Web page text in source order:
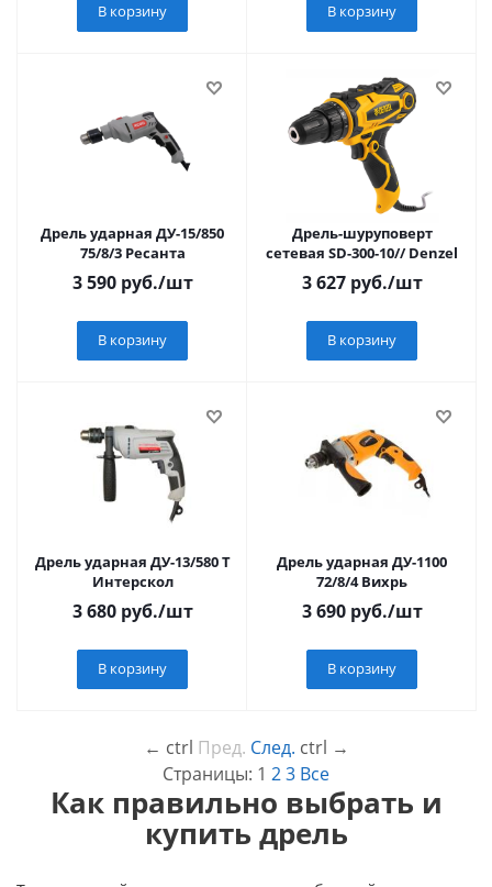
В корзину В корзину
Дрель ударная ДУ-15/850
75/8/3 Ресанта
3 590руб./шт
В корзину
Дрель-шуруповерт
сетевая SD-300-10// Denzel
3 627руб./шт
В корзину
Дрель ударная ДУ-13/580 Т
Интерскол
3 680руб./шт
В корзину
Дрель ударная ДУ-1100
72/8/4 Вихрь
3 690руб./шт
В корзину
← ctrl Пред. След. ctrl →
Страницы: 1 23 Все
Как правильно выбрать и
купить дрель